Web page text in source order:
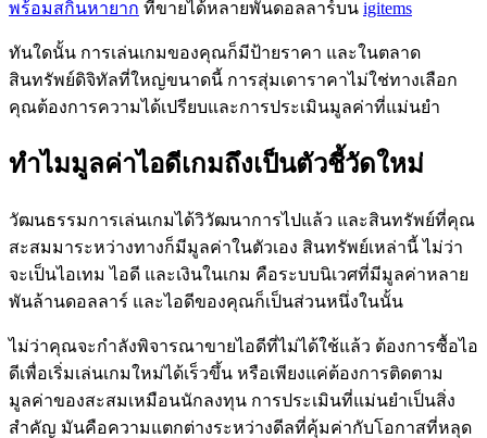
พร้อมสกินหายาก ที่ขายได้หลายพันดอลลาร์บน igitems
ทันใดนั้น การเล่นเกมของคุณก็มีป้ายราคา และในตลาด
สินทรัพย์ดิจิทัลที่ใหญ่ขนาดนี้ การสุ่มเดาราคาไม่ใช่ทางเลือก
คุณต้องการความได้เปรียบและการประเมินมูลค่าที่แม่นยำ
ทำไมมูลค่าไอดีเกมถึงเป็นตัวชี้วัดใหม่
วัฒนธรรมการเล่นเกมได้วิวัฒนาการไปแล้ว และสินทรัพย์ที่คุณ
สะสมมาระหว่างทางก็มีมูลค่าในตัวเอง สินทรัพย์เหล่านี้ ไม่ว่า
จะเป็นไอเทม ไอดี และเงินในเกม คือระบบนิเวศที่มีมูลค่าหลาย
พันล้านดอลลาร์ และไอดีของคุณก็เป็นส่วนหนึ่งในนั้น
ไม่ว่าคุณจะกำลังพิจารณาขายไอดีที่ไม่ได้ใช้แล้ว ต้องการซื้อไอ
ดีเพื่อเริ่มเล่นเกมใหม่ได้เร็วขึ้น หรือเพียงแค่ต้องการติดตาม
มูลค่าของสะสมเหมือนนักลงทุน การประเมินที่แม่นยำเป็นสิ่ง
สำคัญ มันคือความแตกต่างระหว่างดีลที่คุ้มค่ากับโอกาสที่หลุด